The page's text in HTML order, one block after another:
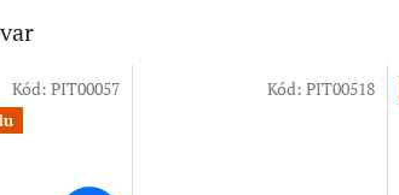
Kód: PIT00057 Kód: PIT00518